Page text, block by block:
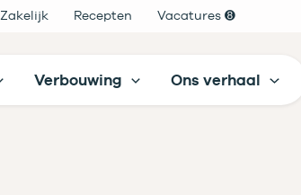
Zakelijk Recepten Vacatures ➑
Verbouwing Ons verhaal